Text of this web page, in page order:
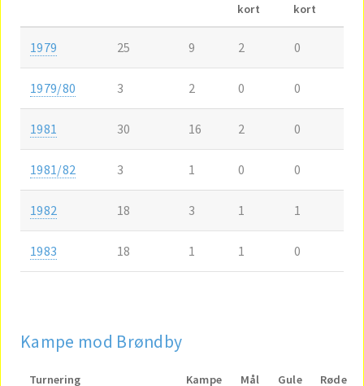
kort
kort
1979 25 9 2 0
1979/80 3 2 0 0
1981 30 16 2 0
1981/82 3 1 0 0
1982 18 3 1 1
1983 18 1 1 0
Kampe mod Brøndby
Turnering Kampe Mål
Gule
Røde